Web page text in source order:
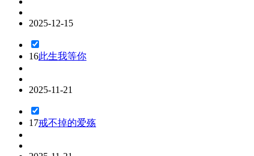
2025-12-15
16此生我等你
2025-11-21
17戒不掉的爱殇